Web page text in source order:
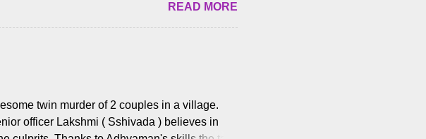
வி கணேஷ் , ஜான் விஜய், பேபி கிருத்திகா,
எம். சுகுமார் ஒளிப்பதிவு
இசையமைத்திருக்கிறார். லால்குடி
படத் தொகுப்பு பணிகளை
தயாராகி இருக்கும் இந்தத் திரைப்படத்தை 90
வழங...
READ MORE
twin murder of 2 couples in a village.
officer Lakshmi ( Sshivada ) believes in